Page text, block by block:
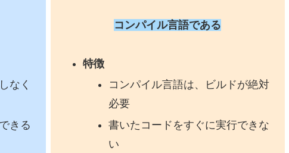
なく
きる
コンパイル言語である
特徴
コンパイル言語は、ビルドが絶対
必要
書いたコードをすぐに実行できな
い